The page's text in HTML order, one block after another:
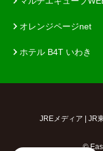
オレンジページnet
ホテル B4T いわき
JREメディア | JR
©